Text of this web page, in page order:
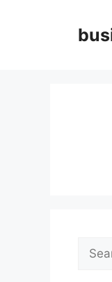
Search
for: